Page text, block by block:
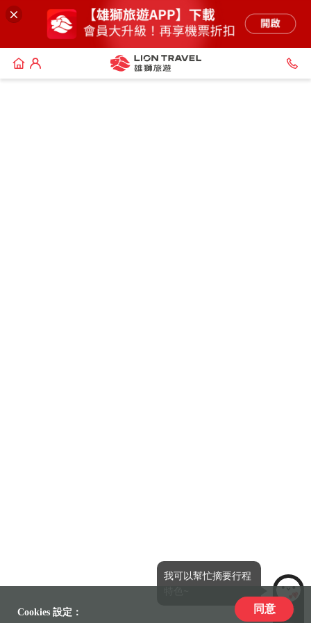
LiLi
我可以幫忙摘要行程
Cookies 設定： 同意